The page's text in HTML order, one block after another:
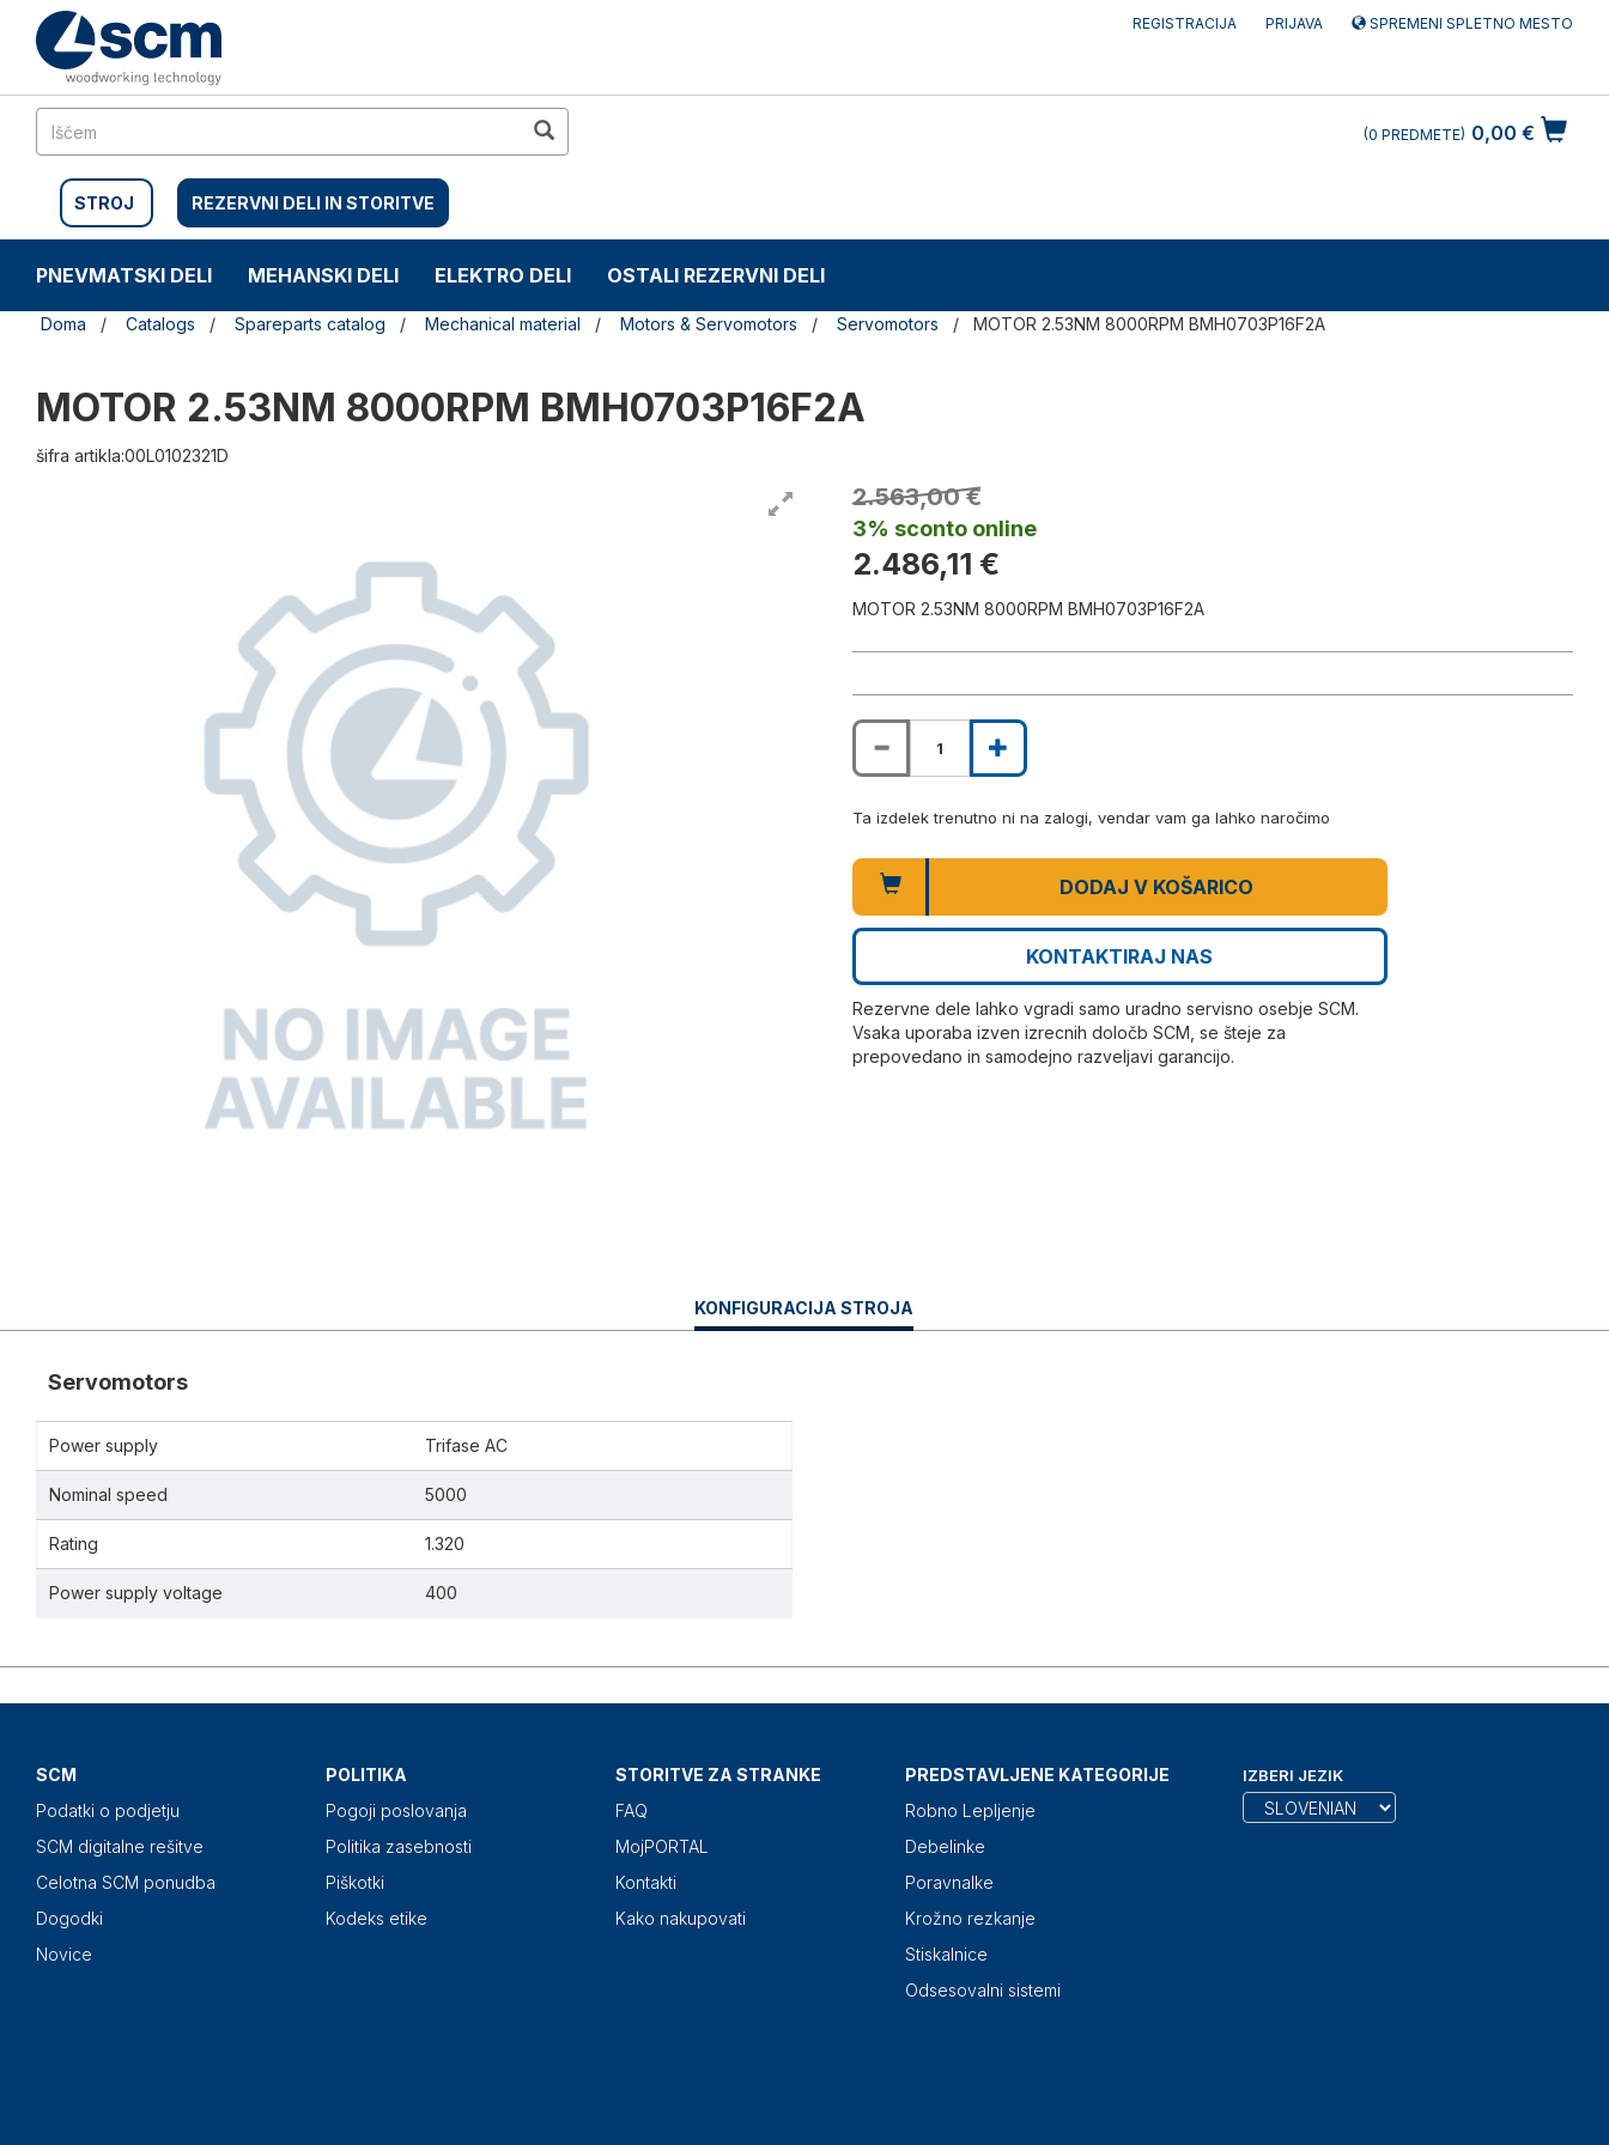
Preskočite
vsebino
Preskočite
navigacijski
REGISTRACIJA PRIJAVA SPREMENI SPLETNO MESTO
STROJ REZERVNI DELI IN STORITVE
0,00 €
0 PREDMETE
PNEVMATSKI DELI MEHANSKI DELI ELEKTRO DELI OSTALI REZERVNI DELI
Doma Catalogs Spareparts catalog Mechanical material Motors & Servomotors Servomotors MOTOR 2.53NM 8000RPM BMH0703P16F2A
MOTOR 2.53NM 8000RPM BMH0703P16F2A
šifra artikla:00L0102321D
2.563,00 €
3% sconto online
2.486,11 €
MOTOR 2.53NM 8000RPM BMH0703P16F2A
Ta izdelek trenutno ni na zalogi, vendar vam ga lahko naročimo
DODAJ V KOŠARICO
KONTAKTIRAJ NAS
Rezervne dele lahko vgradi samo uradno servisno osebje SCM.
Vsaka uporaba izven izrecnih določb SCM, se šteje za
prepovedano in samodejno razveljavi garancijo.
CURRENT
TAB:
KONFIGURACIJA STROJA
Servomotors
Power supply Trifase AC
Nominal speed 5000
Rating 1.320
Power supply voltage 400
SCM
Podatki o podjetju
SCM digitalne rešitve
Celotna SCM ponudba
Dogodki
Novice
POLITIKA
Pogoji poslovanja
Politika zasebnosti
Piškotki
Kodeks etike
STORITVE ZA STRANKE
FAQ
MojPORTAL
Kontakti
Kako nakupovati
PREDSTAVLJENE KATEGORIJE
Robno Lepljenje
Debelinke
Poravnalke
Krožno rezkanje
Stiskalnice
Odsesovalni sistemi
IZBERI JEZIK